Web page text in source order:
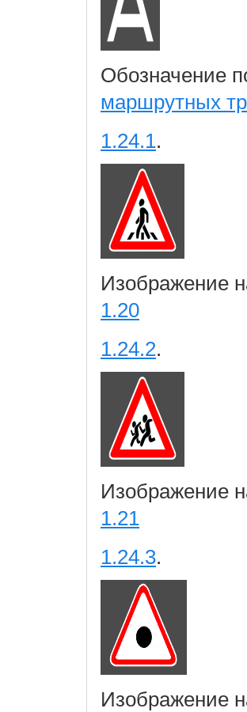
Обозначение
маршрутных
1.24.1.
Изображение
1.20
1.24.2.
Изображение
1.21
1.24.3.
Изображение